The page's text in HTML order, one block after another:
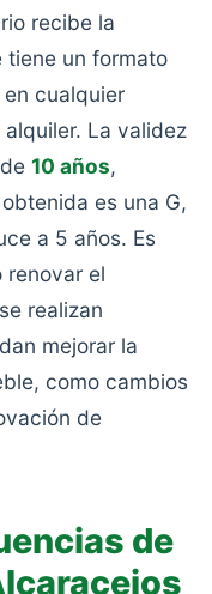
recibe la
un formato
cualquier
La validez
10 años,
es una G,
a 5 años. Es
renovar el
realizan
mejorar la
como cambios
de
de